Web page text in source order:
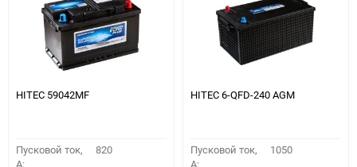
HITEC 59042MF
Пусковой ток,
A:
820
HITEC 6-QFD-240 AGM
Пусковой ток,
A:
1050